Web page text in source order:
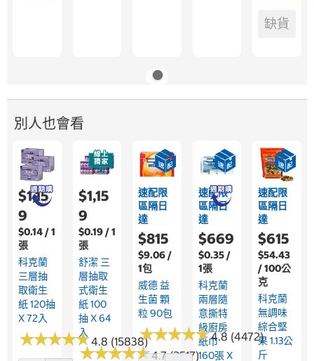
缺貨
別人也會看
$1,15
9
$0.14 / 1
張
科克蘭
三層抽
取衛生
紙 120抽
X 72入
★★★★★
★★★★★4.8 (15838)
$1,15
9
$0.19 / 1
張
舒潔 三
層抽取
式衛生
紙 100
抽 X 64
入
★★★★★
★★★★★4.7 (2517)
速配限
區隔日
達
$815
$9.06 /
1包
威德 益
生菌 顆
粒 90包
★★★★★
★★★★★4.8 (4472)
速配限
區隔日
達
$669
$0.35 /
1張
科克蘭
兩層隨
意撕特
級廚房
紙巾
160張 X
速配限
區隔日
達
$615
$54.43
/ 100公
克
科克蘭
無調味
綜合堅
果 1.13公
斤